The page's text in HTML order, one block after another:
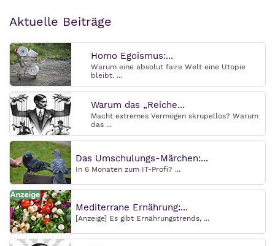
Aktuelle Beiträge
Homo Egoismus:...
Warum eine absolut faire Welt eine Utopie
bleibt. ...
Warum das „Reiche...
Macht extremes Vermögen skrupellos? Warum
das ...
Das Umschulungs-Märchen:...
In 6 Monaten zum IT-Profi? ...
Mediterrane Ernährung:...
[Anzeige] Es gibt Ernährungstrends, ...